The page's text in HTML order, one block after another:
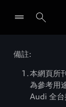
備註:
本網頁所
為參考用
Audi 全台